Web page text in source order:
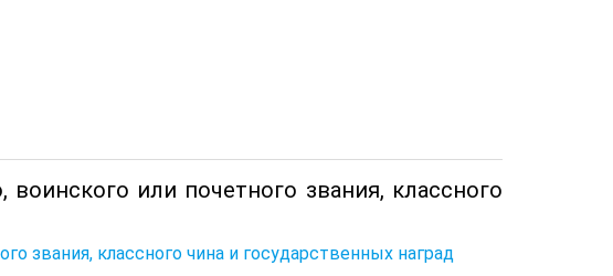
или почетного звания, классного
звания, классного чина и государственных наград